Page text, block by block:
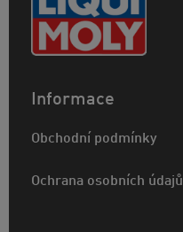
Informace
Obchodní podmínky
Ochrana osobních údajů